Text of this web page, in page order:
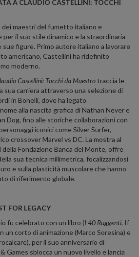
A CLAUDIO CASTELLINI: TOCCHI
dei maestri del fumetto italiano e
il suo stile dinamico e la straordinaria
figure. Primo autore italiano a lavorare
americano, Castellini ha ridefinito
moderno.
Castellini: Tocchi da Maestrotraccia le
sua carriera attraverso una selezione di
in Bonelli, dove ha legato
alla nascita grafica di Nathan Never e
Dog, fino alle storiche collaborazioni con
iconici come Silver Surfer,
crossover Marvel vs DC. La mostra al
della Fondazione Banca del Monte, offre
sua tecnica millimetrica, focalizzandosi
e sulla plasticità muscolare che hanno
di riferimento globale.
FOR LEGACY
fu celebrato con un libro (I 40 Ruggenti, If
un corto di animazione (Marco Soresina) e
per il suo anniversario di
Games sblocca un nuovo livello e lancia